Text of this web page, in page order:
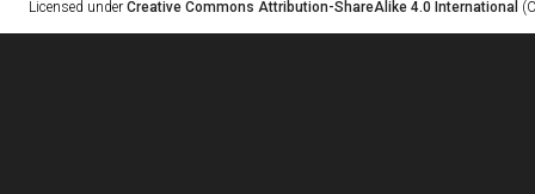
Licensed under Creative Commons Attribution-ShareAlike 4.0 International